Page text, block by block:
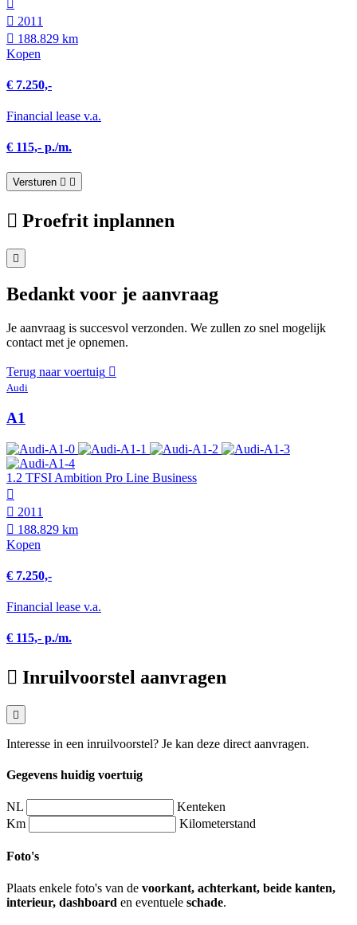
2011
188.829 km
Kopen
€ 7.250,-
Financial lease v.a.
€ 115,- p./m.
Versturen
Proefrit inplannen
Bedankt voor je aanvraag
Je aanvraag is succesvol verzonden. We zullen zo snel mogelijk
contact met je opnemen.
Terug naar voertuig
Audi
A1
1.2 TFSI Ambition Pro Line Business
2011
188.829 km
Kopen
€ 7.250,-
Financial lease v.a.
€ 115,- p./m.
Inruilvoorstel aanvragen
Interesse in een inruilvoorstel? Je kan deze direct aanvragen.
Gegevens huidig voertuig
NL
Kenteken
Km
Kilometerstand
Foto's
Plaats enkele foto's van de voorkant, achterkant, beide kanten,
interieur, dashboard en eventuele schade.